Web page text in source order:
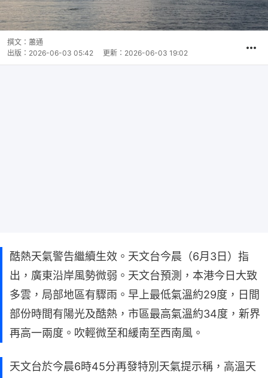
撰文： 蕭通
出版： 2026-06-03 05:42 更新： 2026-06-03 19:02
酷熱天氣警告繼續生效。天文台今晨（6月3日）指
出，廣東沿岸風勢微弱。天文台預測，本港今日大致
多雲，局部地區有驟雨。早上最低氣溫約29度，日間
部份時間有陽光及酷熱，市區最高氣溫約34度，新界
再高一兩度。吹輕微至和緩南至西南風。
天文台於今晨6時45分再發特別天氣提示稱，高溫天